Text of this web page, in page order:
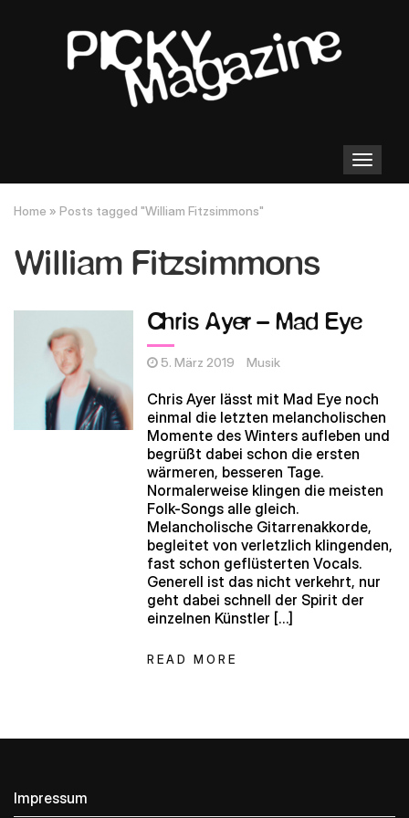
Toggle
navigation
Home » Posts tagged "William Fitzsimmons"
William Fitzsimmons
Chris Ayer – Mad Eye
5. März 2019 Musik
Chris Ayer lässt mit Mad Eye noch
einmal die letzten melancholischen
Momente des Winters aufleben und
begrüßt dabei schon die ersten
wärmeren, besseren Tage.
Normalerweise klingen die meisten
Folk-Songs alle gleich.
Melancholische Gitarrenakkorde,
begleitet von verletzlich klingenden,
fast schon geflüsterten Vocals.
Generell ist das nicht verkehrt, nur
geht dabei schnell der Spirit der
einzelnen Künstler […]
READ MORE
Impressum